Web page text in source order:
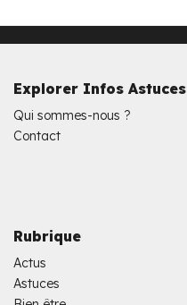
Explorer Infos Astuces
Qui sommes-nous ?
Contact
Rubrique
Actus
Astuces